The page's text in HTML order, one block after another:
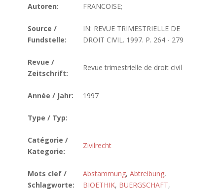
Autoren:
FRANCOISE;
Source /
Fundstelle:
IN: REVUE TRIMESTRIELLE DE
DROIT CIVIL. 1997. P. 264 - 279
Revue /
Zeitschrift:
Revue trimestrielle de droit civil
Année / Jahr: 1997
Type / Typ:
Catégorie /
Kategorie:
Zivilrecht
Mots clef /
Schlagworte:
Abstammung, Abtreibung,
BIOETHIK, BUERGSCHAFT,